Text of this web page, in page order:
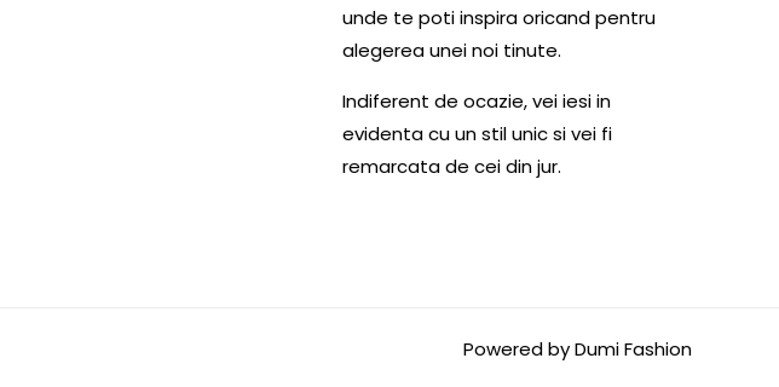
unde te poti inspira oricand pentru
alegerea unei noi tinute.
Indiferent de ocazie, vei iesi in
evidenta cu un stil unic si vei fi
remarcata de cei din jur.
Powered by Dumi Fashion